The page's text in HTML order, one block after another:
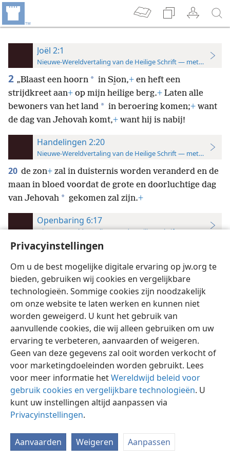
Privacyinstellingen
Om u de best mogelijke digitale ervaring op jw.org te
bieden, gebruiken wij cookies en vergelijkbare
technologieën. Sommige cookies zijn noodzakelijk
om onze website te laten werken en kunnen niet
worden geweigerd. U kunt het gebruik van
aanvullende cookies, die wij alleen gebruiken om uw
ervaring te verbeteren, aanvaarden of weigeren.
Geen van deze gegevens zal ooit worden verkocht of
voor marketingdoeleinden worden gebruikt. Lees
voor meer informatie hetWereldwijd beleid voor
gebruik cookies en vergelijkbare technologieën. U
kunt uw instellingen altijd aanpassen via
Privacyinstellingen.
Aanvaarden Weigeren Aanpassen
Joël 2:1
Nieuwe-Wereldvertaling van de Heilige Schrift — met
2 „Blaast een hoorn * in Si̱on,+ en heft een
strijdkreet aan+ op mijn heilige berg.+ Laten alle
bewoners van het land * in beroering komen;+ want
de dag van Jehovah komt,+ want hij is nabij!
Handelingen 2:20
Nieuwe-Wereldvertaling van de Heilige Schrift — met
20 de zon+ zal in duisternis worden veranderd en de
maan in bloed voordat de grote en doorluchtige dag
van Jehovah * gekomen zal zijn.+
Openbaring 6:17
Nieuwe-Wereldvertaling van de Heilige Schrift — met
17 want de grote dag+van hun gramschap
gekomen, en wie kan dan standhouden?”+
Nederlands Instellingen
Copyright © 2026 Watch Tower Bible and Tract Society of Pennsylvania
Gebruiksvoorwaarden Privacybeleid
Privacyinstellingen
Inloggen